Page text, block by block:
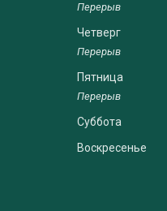
Четверг
Пятница
Суббота
Воскресенье